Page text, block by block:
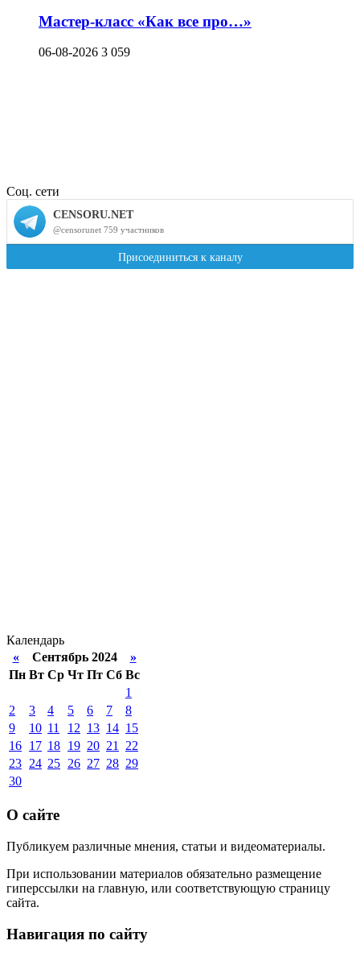
Мастер-класс «Как все про…»
06-08-2026 3 059
Соц. сети
Календарь
«Сентябрь 2024 »
Пн Вт Ср Чт Пт Сб Вс
1
2
3 4 5 6 7
8
9
10 11 12 13 14 15
16 17 18 19 20 21 22
23 24 25 26 27 28 29
30
О сайте
Публикуем различные мнения, статьи и видеоматериалы.
При использовании материалов обязательно размещение
гиперссылки на главную, или соответствующую страницу
сайта.
Навигация по сайту